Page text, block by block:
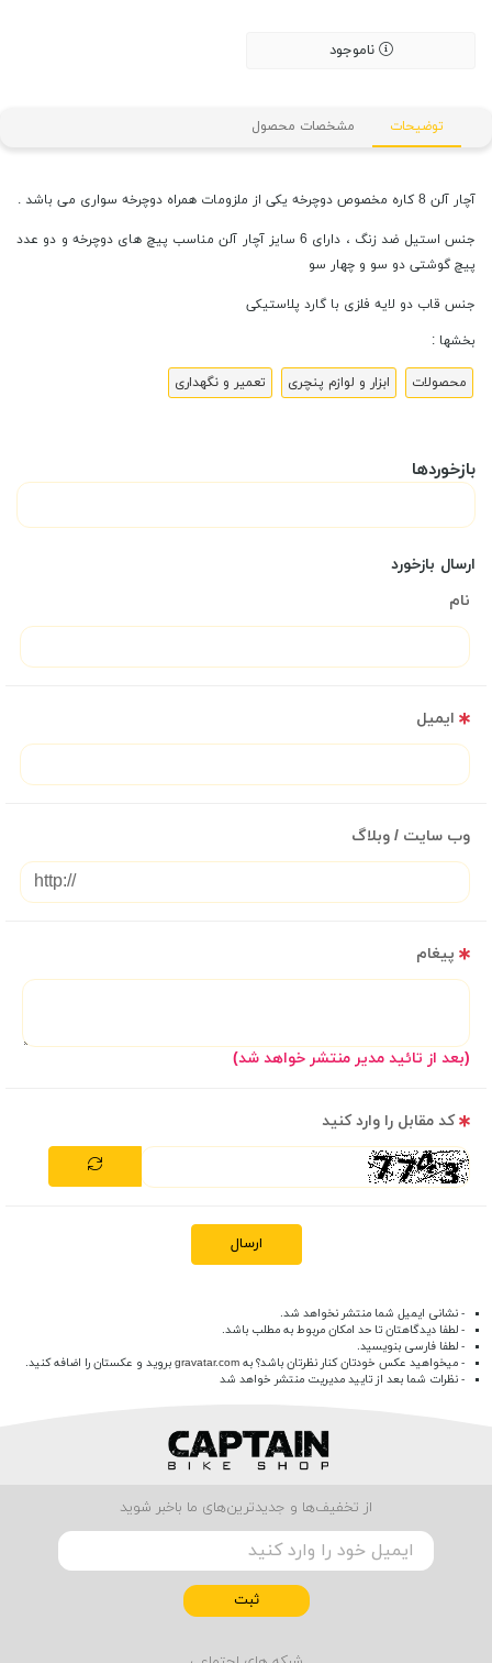
ناموجود
توضیحات مشخصات محصول
آچار آلن 8 کاره مخصوص دوچرخه یکی از ملزومات همراه دوچرخه سواری می باشد .
جنس استیل ضد زنگ ، دارای 6 سایز آچار آلن مناسب پیچ های دوچرخه و دو عدد
پیچ گوشتی دو سو و چهار سو
جنس قاب دو لایه فلزی با گارد پلاستیکی
بخشها :
محصولات ابزار و لوازم پنچری تعمیر و نگهداری
بازخوردها
ارسال بازخورد
نام
ایمیل
وب سایت / وبلاگ
پیغام
(بعد از تائید مدیر منتشر خواهد شد)
کد مقابل را وارد کنید
ارسال
- نشانی ایمیل شما منتشر نخواهد شد.
- لطفا دیدگاهتان تا حد امکان مربوط به مطلب باشد.
- لطفا فارسی بنویسید.
- میخواهید عکس خودتان کنار نظرتان باشد؟ به gravatar.com بروید و عکستان را اضافه کنید.
- نظرات شما بعد از تایید مدیریت منتشر خواهد شد
از تخفیف‌ها و جدیدترین‌های ما باخبر شوید
ثبت